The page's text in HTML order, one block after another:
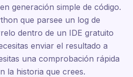
generación simple de código.
que parsee un log de
dentro de un IDE gratuito
enviar el resultado a
una comprobación rápida
la historia que crees.